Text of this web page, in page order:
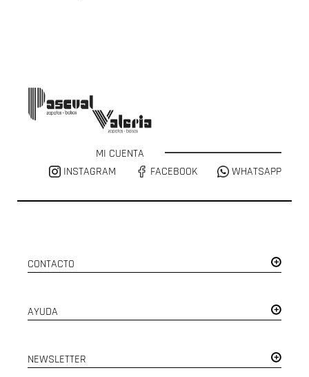
MI CUENTA
INSTAGRAM
FACEBOOK WHATSAPP
CONTACTO
AYUDA
NEWSLETTER